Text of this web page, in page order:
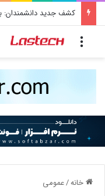
خانه/عمومی